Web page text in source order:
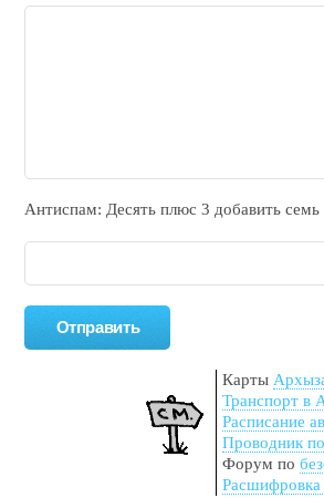
Антиспам: Дecять плюc 3 добавить
Карты
Транспорт в
Расписание
Проводник
Форум по
Расшифровка